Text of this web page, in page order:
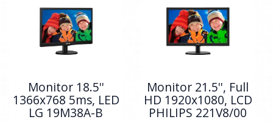
Monitor 18.5''
1366x768 5ms, LED
LG 19M38A-B
Monitor 21.5'', Full
HD 1920x1080, LCD
PHILIPS 221V8/00